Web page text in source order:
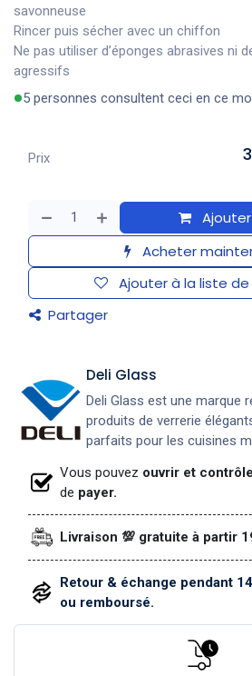
savonneuse
Rincer puis sécher avec un chiffon
Ne pas utiliser d’éponges abrasives ni
agressifs
5 personnes consultent ceci en ce
Acheter
Ajouter à la liste
Partager
Prix
Deli Glass
Deli Glass est une marque
produits de verrerie
parfaits pour les cuisines
Vous pouvez ouvrir et
de payer.
Livraison 💯 gratuite à partir
Retour & échange pendant
ou remboursé.